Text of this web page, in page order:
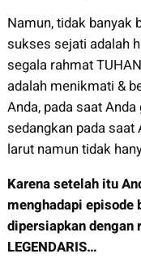
Namun, tidak banyak
sukses sejati adalah
segala rahmat
adalah menikmati &
Anda, pada saat
sedangkan pada saat
larut namun tidak
Karena setelah itu
menghadapi episode
dipersiapkan dengan
LEGENDARIS…